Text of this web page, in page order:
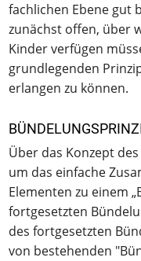
fachlichen Ebene gut
zunächst offen, über
Kinder verfügen
grundlegenden
erlangen zu können.
Über das Konzept
um das einfache
Elementen zu einem
fortgesetzten
des fortgesetzten
von bestehenden